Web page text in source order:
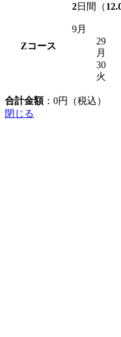
Zコース
2日間（
9月
29
月
30
火
合計金額： 0円（税込）
閉じる